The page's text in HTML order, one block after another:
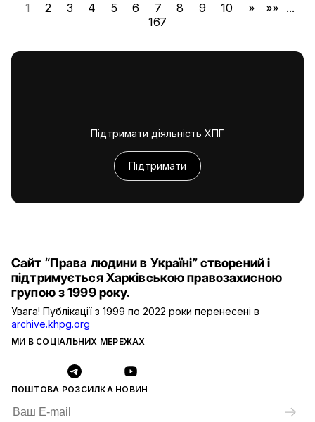
1 2 3 4 5 6 7 8 9 10 » »» ...
167
Підтримати діяльність ХПГ
Підтримати
ПОШТОВА РОЗСИЛКА НОВИН
МИ В СОЦІАЛЬНИХ МЕРЕЖАХ
Сайт “Права людини в Україні” створений і
підтримується Харківською правозахисною
групою з 1999 року.
Увага! Публікації з 1999 по 2022 роки перенесені в
archive.khpg.org